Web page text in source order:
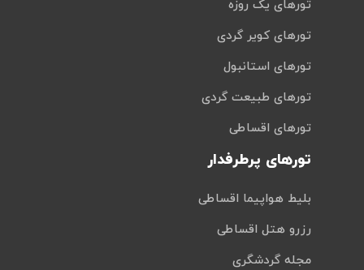
تورهای یک روزه
تورهای کویر گردی
تورهای استانبول
تورهای طبیعت گردی
تورهای اقساطی
تورهای پرطرفدار
بلیط هواپیما اقساطی
رزرو هتل اقساطی
مجله گردشگری